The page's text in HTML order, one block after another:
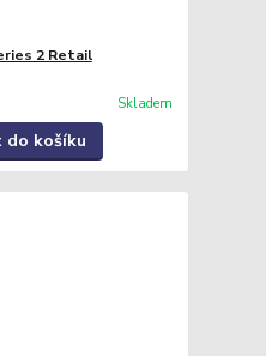
2 Retail
Skladem
do košíku